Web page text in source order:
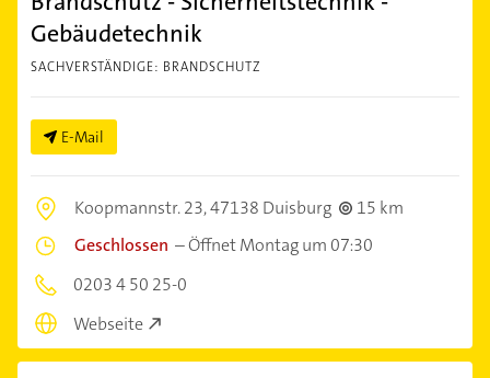
Gebäudetechnik
SACHVERSTÄNDIGE: BRANDSCHUTZ
E-Mail
Koopmannstr. 23,47138 Duisburg
15 km
Geschlossen –Öffnet Montag um 07:30
0203 4 50 25-0
Webseite